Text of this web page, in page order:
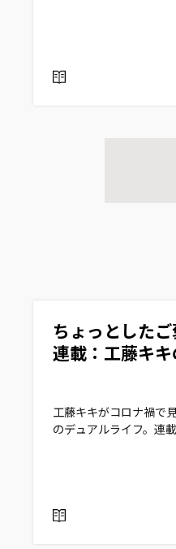
R
E
ちょっとした
連載：工藤キ
工藤キキがコロナ禍で
のデュアルライフ。連載
R
E